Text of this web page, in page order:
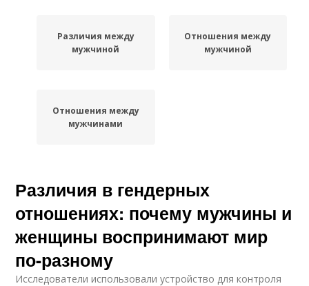
Различия между
мужчиной
Отношения между
мужчиной
Отношения между
мужчинами
Различия в гендерных
отношениях: почему мужчины и
женщины воспринимают мир
по-разному
Исследователи использовали устройство для контроля